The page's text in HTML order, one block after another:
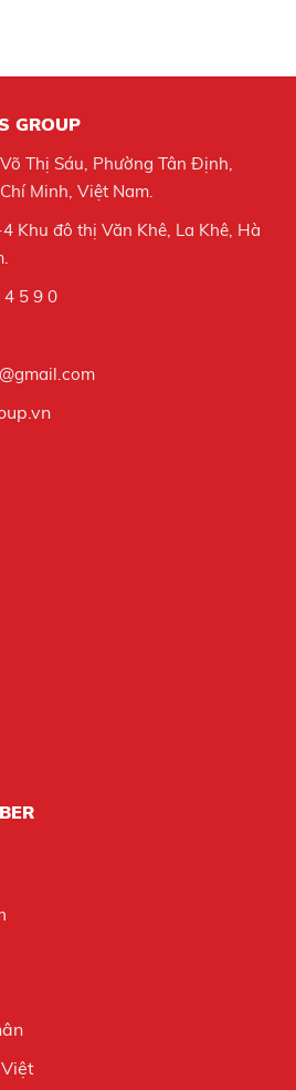
GROUP
Thị Sáu, Phường Tân Định,
Minh, Việt Nam.
Khu đô thị Văn Khê, La Khê, Hà
4 5 9 0